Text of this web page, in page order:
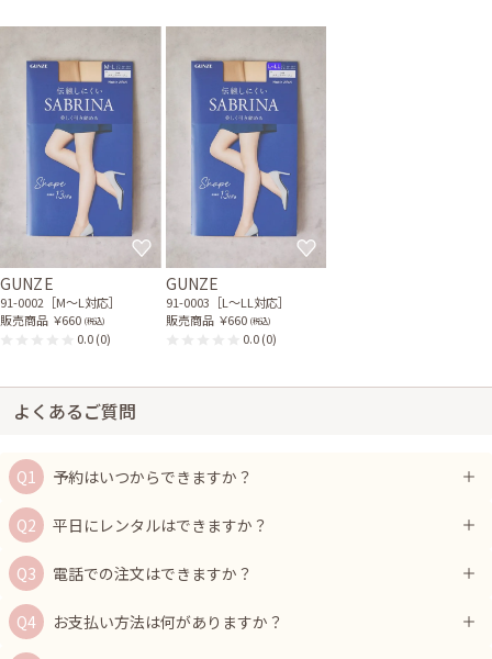
GUNZE
91-0002［M〜L対応］
販売商品 ￥660 (税込)
0.0(0)
GUNZE
91-0003［L〜LL対応］
販売商品 ￥660 (税込)
0.0(0)
よくあるご質問
予約はいつからできますか？
平日にレンタルはできますか？
電話での注文はできますか？
お支払い方法は何がありますか？